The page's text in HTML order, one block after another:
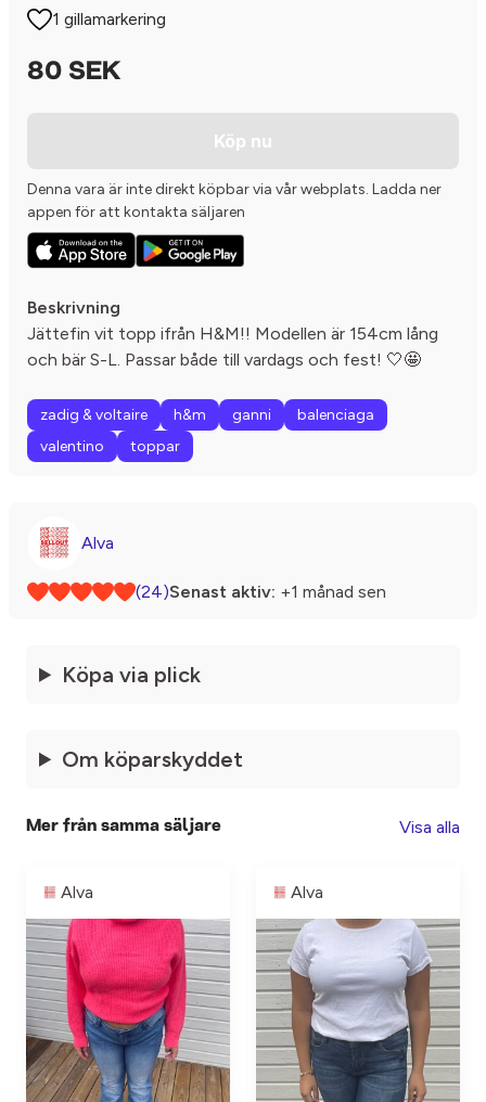
1 gillamarkering
80 SEK
Köp nu
Denna vara är inte direkt köpbar via vår webplats. Ladda ner
appen för att kontakta säljaren
Beskrivning
Jättefin vit topp ifrån H&M!! Modellen är 154cm lång
och bär S-L. Passar både till vardags och fest! 🤍🤩
zadig & voltaire h&m ganni
balenciaga
valentino
toppar
Alva
(24)Senast aktiv: +1 månad sen
Köpa via plick
Om köparskyddet
Mer från samma säljare Visa alla
Alva Alva